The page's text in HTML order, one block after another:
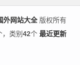
外网站大全版权所有
，类别 42个 最近更新